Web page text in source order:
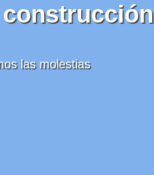
construcción
las molestias